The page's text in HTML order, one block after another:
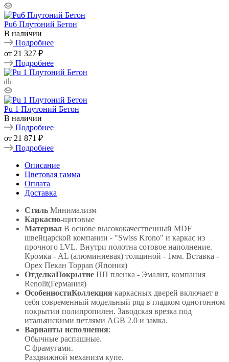
Pu6 Плутоний Бетон
В наличии
Подробнее
от 21 327 ₽
Подробнее
Pu 1 Плутоний Бетон
В наличии
Подробнее
от 21 871 ₽
Подробнее
Описание
Цветовая гамма
Оплата
Доставка
Стиль Минимализм
Каркасно-щитовые
Материал В основе высококачественный MDF
швейцарской компании - "Swiss Krono" и каркас из
прочного LVL. Внутри полотна сотовое наполнение.
Кромка - AL (алюминиевая) толщиной - 1мм. Вставка -
Орех Пекан Toppan (Япония)
ОтделкаПокрытие ПП пленка - Эмалит, компания
Renolit(Германия)
ОсобенностиКоллекция каркасных дверей включает в
себя современный модельный ряд в гладком однотонном
покрытии полипропилен. Заводская врезка под
итальянскими петлями AGB 2.0 и замка.
Варианты исполнения:
Обычные распашные.
С фрамугами.
Раздвижной механизм купе.